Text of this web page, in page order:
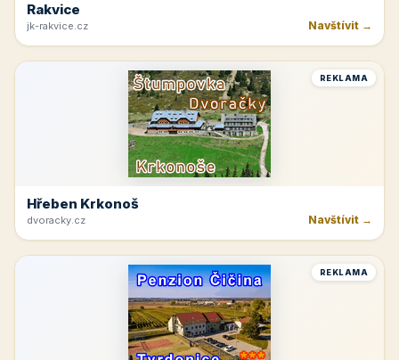
Rakvice
jk-rakvice.cz Navštívit →
REKLAMA
Hřeben Krkonoš
dvoracky.cz Navštívit →
REKLAMA